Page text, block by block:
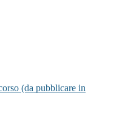
(da pubblicare in